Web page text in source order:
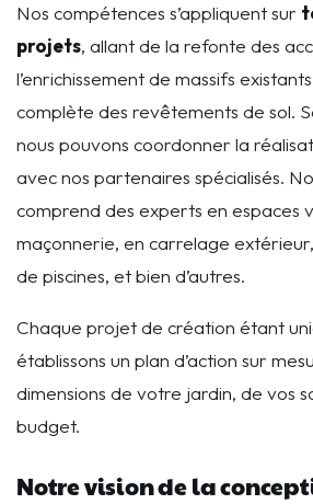
Nos compétences s’appliquent sur
projets, allant de la refonte des
l’enrichissement de massifs
complète des revêtements de sol.
nous pouvons coordonner la
avec nos partenaires spécialisés.
comprend des experts en espaces
maçonnerie, en carrelage
de piscines, et bien d’autres.
Chaque projet de création étant
établissons un plan d’action sur
dimensions de votre jardin, de vos
budget.
Notre vision de la